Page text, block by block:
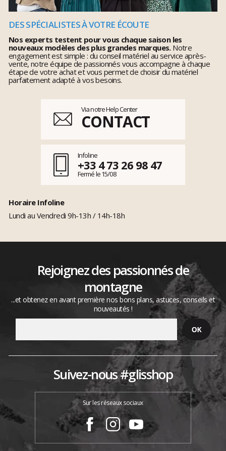
DES SPÉCIALISTES À VOTRE ÉCOUTE
Nos experts testent pour vous chaque saison les
nouveaux modèles des plus grandes marques.Notre
engagement est simple : du conseil matériel au service après-
vente, notre équipe de passionnés vous accompagne à chaque
étape de votre achat et vous permet de choisir du matériel
parfaitement adapté à vos besoins.
Via notre Help Center
CONTACT
Infoline
+33 4 73 26 98 47
Fermé le 15/08
Horaire Infoline
Lundi au Vendredi 9h-13h / 14h-18h
Rejoignez des passionnés de
montagne
...et obtenez en avant première nos bons plans, astuces, conseils et
nouveautés !
Suivez-nous #glisshop
Sur les réseaux sociaux